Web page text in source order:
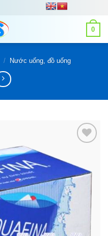
0
/ Nước uống, đồ uống